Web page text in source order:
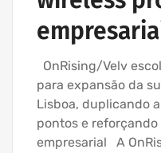
OnRising/Velv
para expansão da
Lisboa, duplicando
pontos e
empresarial A